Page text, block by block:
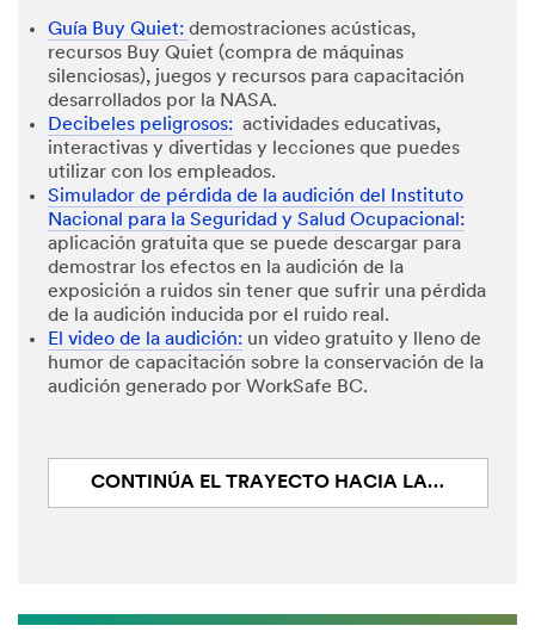
Guía Buy Quiet: demostraciones acústicas,
recursos Buy Quiet (compra de máquinas
silenciosas), juegos y recursos para capacitación
desarrollados por la NASA.
Decibeles peligrosos: actividades educativas,
interactivas y divertidas y lecciones que puedes
utilizar con los empleados.
Simulador de pérdida de la audición del Instituto
Nacional para la Seguridad y Salud Ocupacional:
aplicación gratuita que se puede descargar para
demostrar los efectos en la audición de la
exposición a ruidos sin tener que sufrir una pérdida
de la audición inducida por el ruido real.
El video de la audición: un video gratuito y lleno de
humor de capacitación sobre la conservación de la
audición generado por WorkSafe BC.
CONTINÚA EL TRAYECTO HACIA LA CONSERVACIÓN AUDITIVA: REGISTRAR